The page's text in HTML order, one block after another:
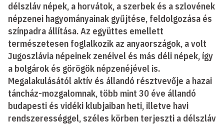
délszláv népek, a horvátok, a szerbek és a szlovének
népzenei hagyományainak gyűjtése, feldolgozása és
színpadra állítása. Az együttes emellett
természetesen foglalkozik az anyaországok, a volt
Jugoszlávia népeinek zenéivel és más déli népek, így
a bolgárok és görögök népzenéjével is.
Megalakulásától aktív és állandó résztvevője a hazai
táncház-mozgalomnak, több mint 30 éve állandó
budapesti és vidéki klubjaiban heti, illetve havi
rendszerességgel, széles körben terjeszti a délszláv